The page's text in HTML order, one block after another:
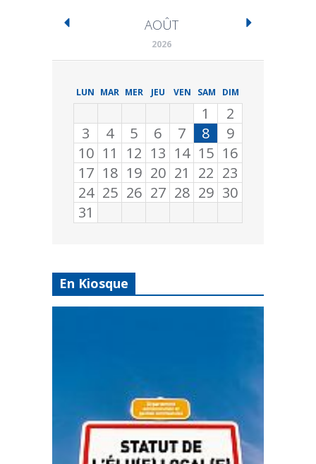
AOÛT
2026
LUN MAR MER JEU VEN SAM DIM
1
2
3
4 5 6 7 8
9
10 11 12 13 14 15 16
17 18 19 20 21 22 23
24 25 26 27 28 29 30
31
En Kiosque